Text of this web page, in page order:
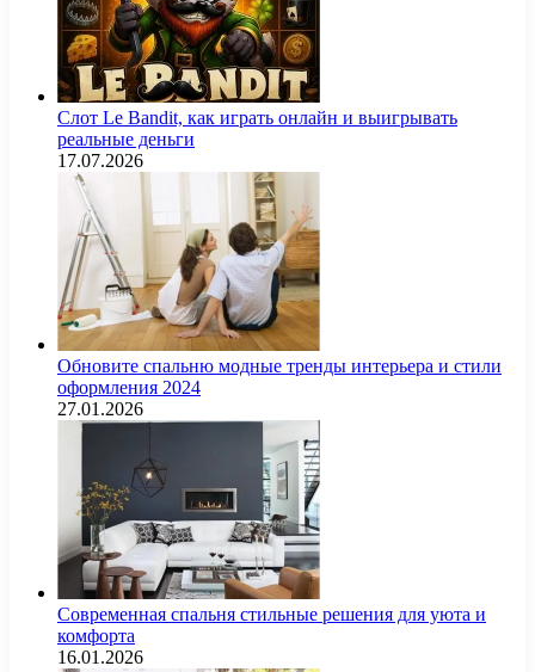
Слот Le Bandit, как играть онлайн и выигрывать
реальные деньги
17.07.2026
Обновите спальню модные тренды интерьера и стили
оформления 2024
27.01.2026
Современная спальня стильные решения для уюта и
комфорта
16.01.2026